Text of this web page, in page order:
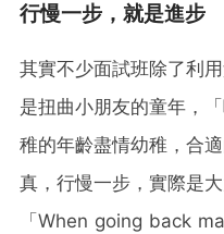
行慢一步，就是進步
其實不少面試班除了利
是扭曲小朋友的童年，
稚的年齡盡情幼稚，合
真，行慢一步，實際是
「When going back